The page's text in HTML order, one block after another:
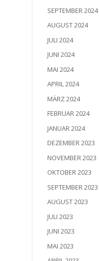
SEPTEMBER 2024
AUGUST 2024
JULI 2024
JUNI 2024
MAI 2024
APRIL 2024
MÄRZ 2024
FEBRUAR 2024
JANUAR 2024
DEZEMBER 2023
NOVEMBER 2023
OKTOBER 2023
SEPTEMBER 2023
AUGUST 2023
JULI 2023
JUNI 2023
MAI 2023